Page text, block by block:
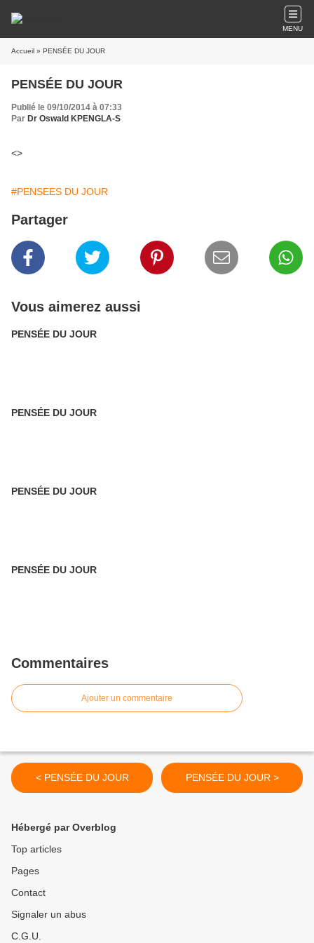
MENU
Accueil » PENSÉE DU JOUR
PENSÉE DU JOUR
Publié le 09/10/2014 à 07:33
Par Dr Oswald KPENGLA-S
<>
#PENSEES DU JOUR
Partager
Vous aimerez aussi
PENSÉE DU JOUR
PENSÉE DU JOUR
PENSÉE DU JOUR
PENSÉE DU JOUR
Commentaires
Ajouter un commentaire
< PENSÉE DU JOUR PENSÉE DU JOUR >
Hébergé par Overblog
Top articles
Pages
Contact
Signaler un abus
C.G.U.